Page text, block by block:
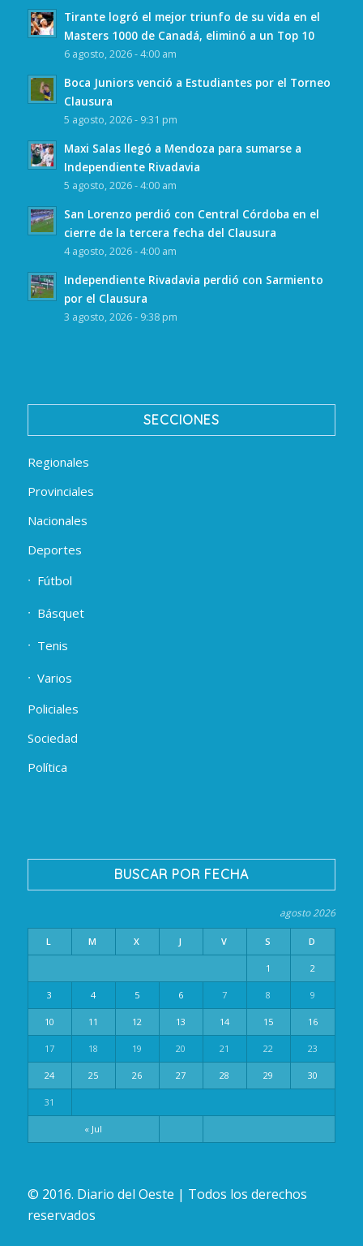
Tirante logró el mejor triunfo de su vida en el
Masters 1000 de Canadá, eliminó a un Top 10
6 agosto, 2026 - 4:00 am
Boca Juniors venció a Estudiantes por el Torneo
Clausura
5 agosto, 2026 - 9:31 pm
Maxi Salas llegó a Mendoza para sumarse a
Independiente Rivadavia
5 agosto, 2026 - 4:00 am
San Lorenzo perdió con Central Córdoba en el
cierre de la tercera fecha del Clausura
4 agosto, 2026 - 4:00 am
Independiente Rivadavia perdió con Sarmiento
por el Clausura
3 agosto, 2026 - 9:38 pm
SECCIONES
Regionales
Provinciales
Nacionales
Deportes
Fútbol
Básquet
Tenis
Varios
Policiales
Sociedad
Política
BUSCAR POR FECHA
agosto 2026
L M X J V S D
« Jul
1 2
3 4 5 6 7 8 9
10 11 12 13 14 15 16
17 18 19 20 21 22 23
24 25 26 27 28 29 30
31
© 2016. Diario del Oeste | Todos los derechos
reservados